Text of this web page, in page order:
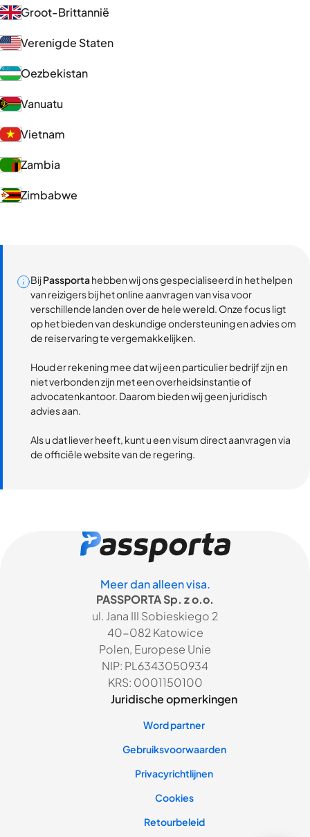
Groot-Brittannië
Verenigde Staten
Oezbekistan
Vanuatu
Vietnam
Zambia
Zimbabwe
BijPassportahebben wij ons gespecialiseerd in het helpen
van reizigers bij het online aanvragen van visa voor
verschillende landen over de hele wereld. Onze focus ligt
op het bieden van deskundige ondersteuning en advies om
de reiservaring te vergemakkelijken.
Houd er rekening mee dat wij een particulier bedrijf zijn en
niet verbonden zijn met een overheidsinstantie of
advocatenkantoor. Daarom bieden wij geen juridisch
advies aan.
Als u dat liever heeft, kunt u een visum direct aanvragen via
de officiële website van de regering.
Meer dan alleen visa.
PASSPORTA Sp. z o.o.
ul. Jana III Sobieskiego 2
40-082 Katowice
Polen, Europese Unie
NIP: PL6343050934
KRS: 0001150100
Juridische opmerkingen
Word partner
Gebruiksvoorwaarden
Privacyrichtlijnen
Cookies
Retourbeleid